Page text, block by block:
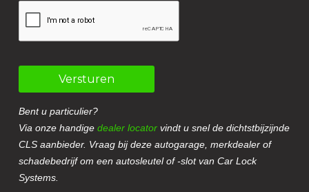
Versturen
Bent u particulier?
Via onze handigedealer locator vindt u snel de dichtstbijzijnde
CLS aanbieder. Vraag bij deze autogarage, merkdealer of
schadebedrijf om een autosleutel of -slot van Car Lock
Systems.